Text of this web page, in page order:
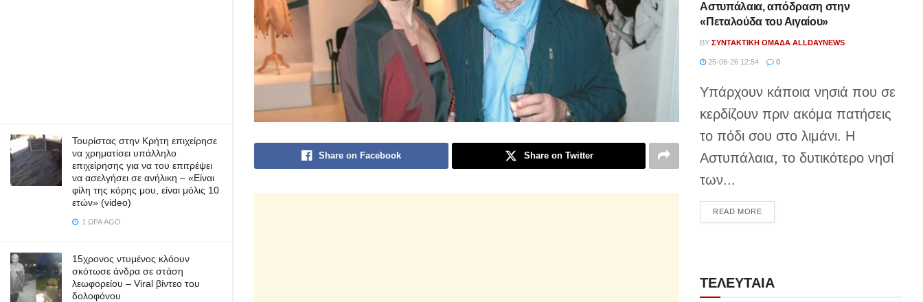
Τουρίστας στην Κρήτη επιχείρησε
να χρηματίσει υπάλληλο
επιχείρησης για να του επιτρέψει
να ασελγήσει σε ανήλικη – «Είναι
φίλη της κόρης μου, είναι μόλις 10
ετών» (video)
1 ΏΡΑ AGO
15χρονος ντυμένος κλόουν
σκότωσε άνδρα σε στάση
λεωφορείου – Viral βίντεο του
δολοφόνου
Share on Facebook Share on Twitter
Αστυπάλαια, απόδραση στην
«Πεταλούδα του Αιγαίου»
BY ΣΥΝΤΑΚΤΙΚΉ ΟΜΆΔΑ ALLDAYNEWS
25-06-26 12:54 0
Υπάρχουν κάποια νησιά που σε
κερδίζουν πριν ακόμα πατήσεις
το πόδι σου στο λιμάνι. Η
Αστυπάλαια, το δυτικότερο νησί
των...
READ MOREDETAILS
ΤΕΛΕΥΤΑΙΑ